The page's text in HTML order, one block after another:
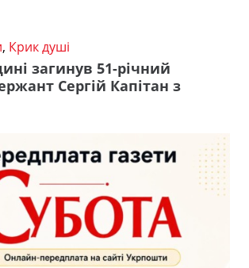
, Крик душі
загинув 51-річний
Сергій Капітан з